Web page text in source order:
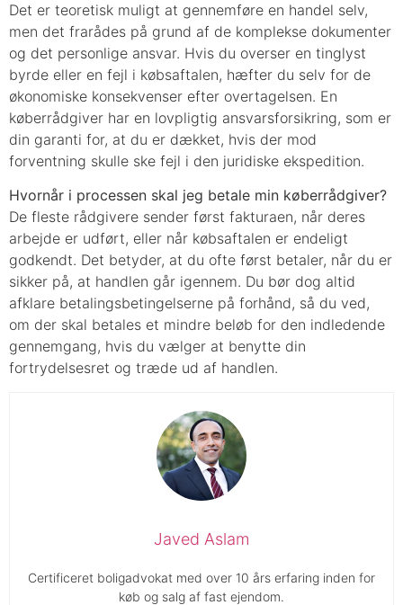
Det er teoretisk muligt at gennemføre en handel selv,
men det frarådes på grund af de komplekse dokumenter
og det personlige ansvar. Hvis du overser en tinglyst
byrde eller en fejl i købsaftalen, hæfter du selv for de
økonomiske konsekvenser efter overtagelsen. En
køberrådgiver har en lovpligtig ansvarsforsikring, som er
din garanti for, at du er dækket, hvis der mod
forventning skulle ske fejl i den juridiske ekspedition.
Hvornår i processen skal jeg betale min køberrådgiver?
De fleste rådgivere sender først fakturaen, når deres
arbejde er udført, eller når købsaftalen er endeligt
godkendt. Det betyder, at du ofte først betaler, når du er
sikker på, at handlen går igennem. Du bør dog altid
afklare betalingsbetingelserne på forhånd, så du ved,
om der skal betales et mindre beløb for den indledende
gennemgang, hvis du vælger at benytte din
fortrydelsesret og træde ud af handlen.
Javed Aslam
Certificeret boligadvokat med over 10 års erfaring inden for
køb og salg af fast ejendom.